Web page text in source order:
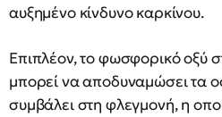
αυξημένο κίνδυνο καρκίνου.
Επιπλέον, το φωσφορικό οξύ
μπορεί να αποδυναμώσει τα
συμβάλει στη φλεγμονή, η